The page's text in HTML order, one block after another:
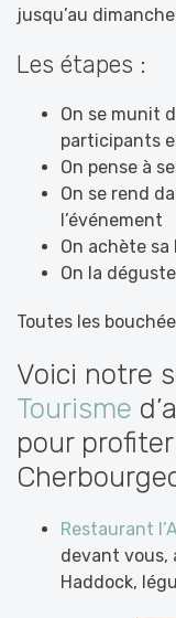
jusqu’au
Les étapes :
On se munit
participants
On pense à
On se rend
l’événement
On achète sa
On la
Toutes les
Voici notre
Tourisme
pour
Restaurant
devant vous,
Haddock,